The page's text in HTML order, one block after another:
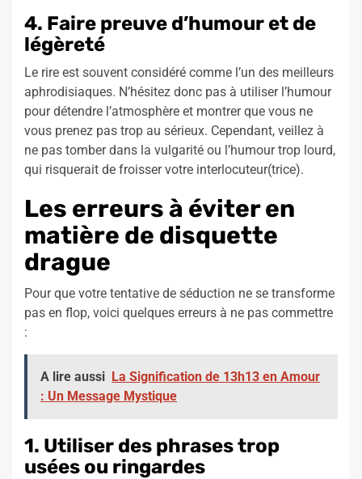
4. Faire preuve d’humour et de
légèreté
Le rire est souvent considéré comme l’un des meilleurs
aphrodisiaques. N’hésitez donc pas à utiliser l’humour
pour détendre l’atmosphère et montrer que vous ne
vous prenez pas trop au sérieux. Cependant, veillez à
ne pas tomber dans la vulgarité ou l’humour trop lourd,
qui risquerait de froisser votre interlocuteur(trice).
Les erreurs à éviter en
matière de disquette
drague
Pour que votre tentative de séduction ne se transforme
pas en flop, voici quelques erreurs à ne pas commettre
:
A lire aussi La Signification de 13h13 en Amour
: Un Message Mystique
1. Utiliser des phrases trop
usées ou ringardes